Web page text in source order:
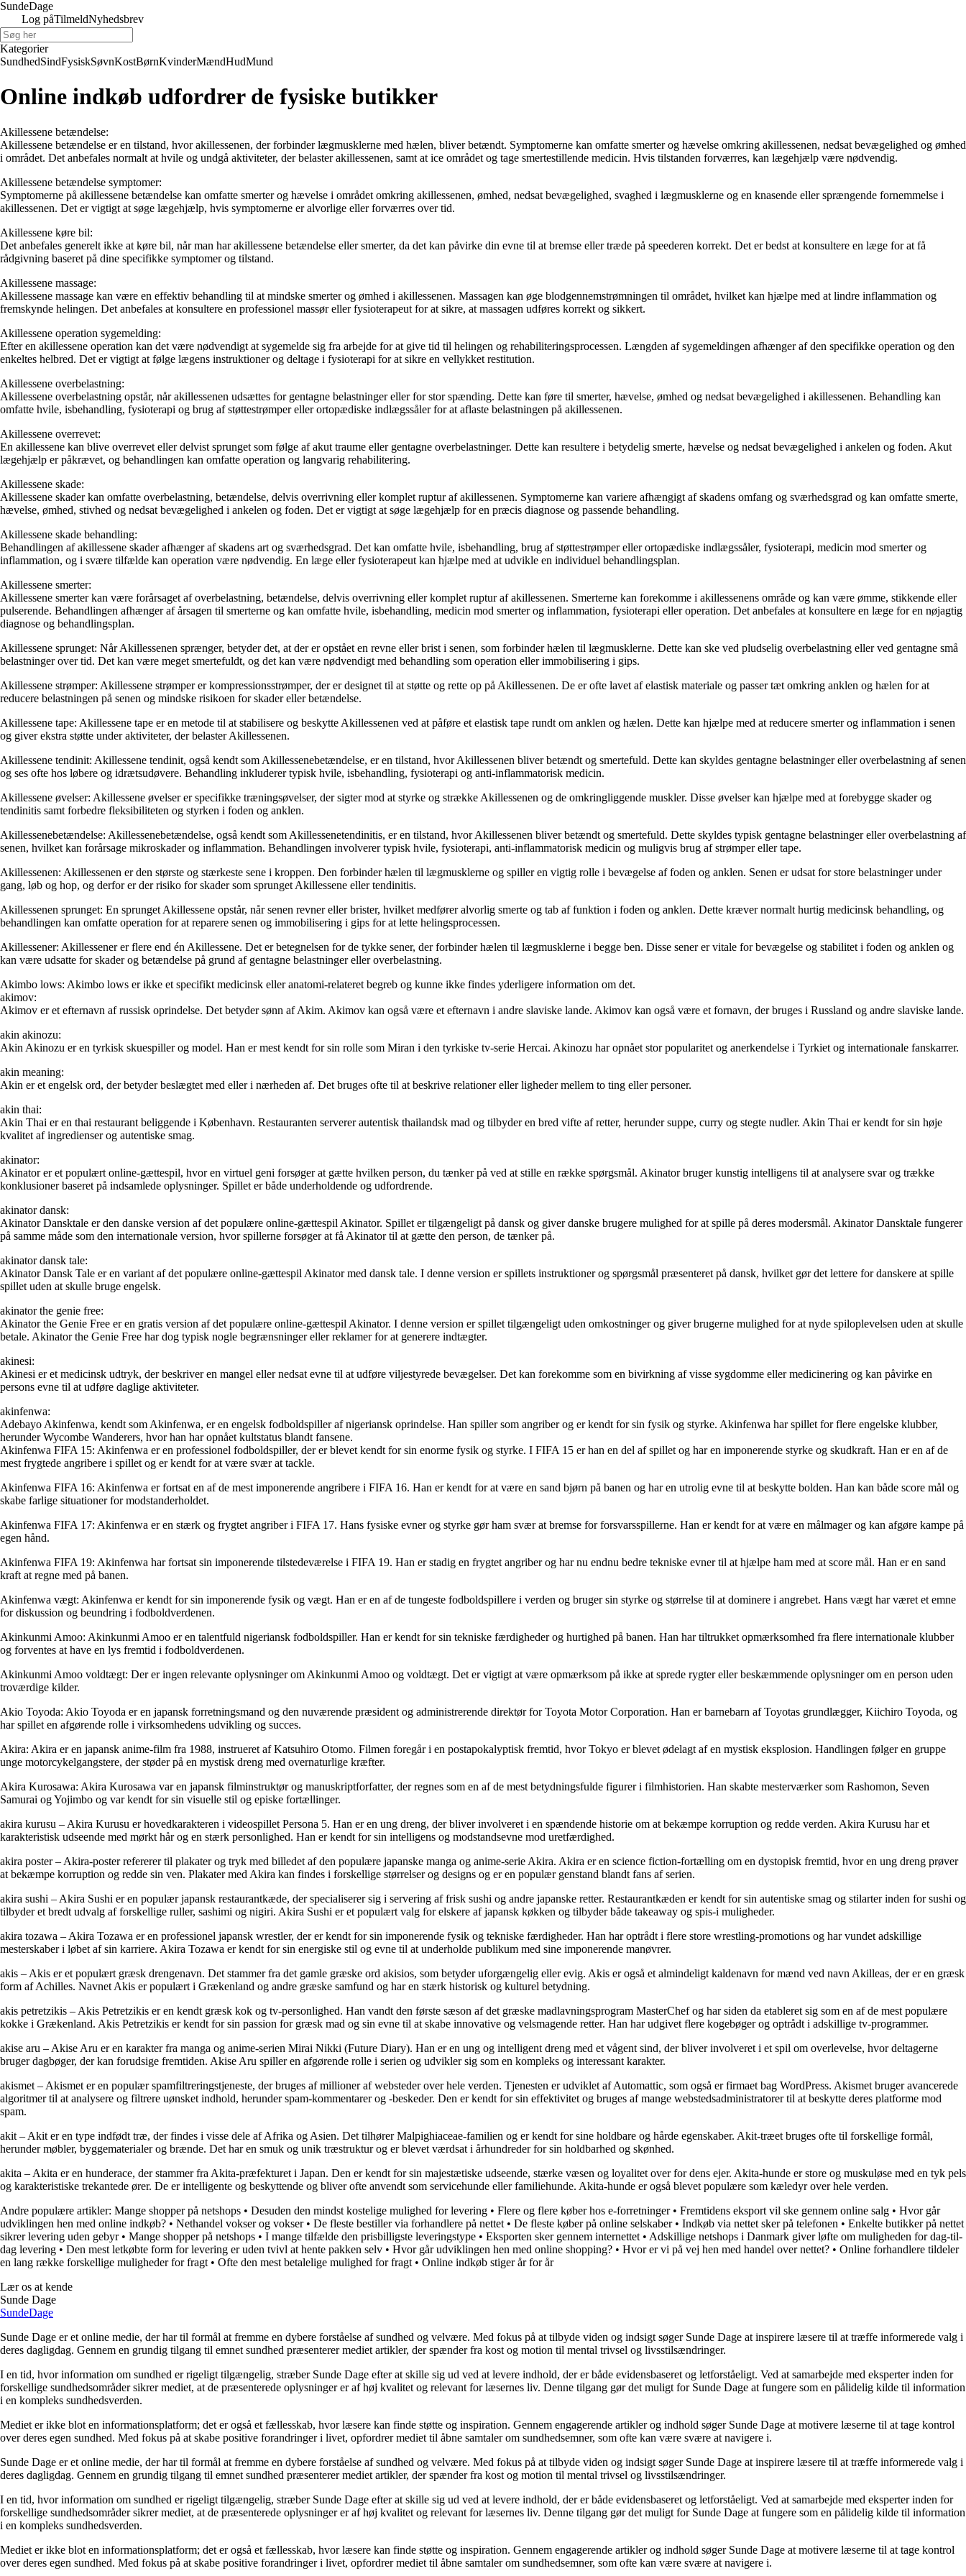
SundeDage
Log påTilmeldNyhedsbrev
Kategorier
SundhedSindFysiskSøvnKostBørnKvinderMændHudMund
Online indkøb udfordrer de fysiske butikker
Akillessene betændelse:
Akillessene betændelse er en tilstand, hvor akillessenen, der forbinder lægmusklerne med hælen, bliver betændt. Symptomerne kan omfatte smerter og hævelse omkring akillessenen, nedsat bevægelighed og ømhed
i området. Det anbefales normalt at hvile og undgå aktiviteter, der belaster akillessenen, samt at ice området og tage smertestillende medicin. Hvis tilstanden forværres, kan lægehjælp være nødvendig.
Akillessene betændelse symptomer:
Symptomerne på akillessene betændelse kan omfatte smerter og hævelse i området omkring akillessenen, ømhed, nedsat bevægelighed, svaghed i lægmusklerne og en knasende eller sprængende fornemmelse i
akillessenen. Det er vigtigt at søge lægehjælp, hvis symptomerne er alvorlige eller forværres over tid.
Akillessene køre bil:
Det anbefales generelt ikke at køre bil, når man har akillessene betændelse eller smerter, da det kan påvirke din evne til at bremse eller træde på speederen korrekt. Det er bedst at konsultere en læge for at få
rådgivning baseret på dine specifikke symptomer og tilstand.
Akillessene massage:
Akillessene massage kan være en effektiv behandling til at mindske smerter og ømhed i akillessenen. Massagen kan øge blodgennemstrømningen til området, hvilket kan hjælpe med at lindre inflammation og
fremskynde helingen. Det anbefales at konsultere en professionel massør eller fysioterapeut for at sikre, at massagen udføres korrekt og sikkert.
Akillessene operation sygemelding:
Efter en akillessene operation kan det være nødvendigt at sygemelde sig fra arbejde for at give tid til helingen og rehabiliteringsprocessen. Længden af sygemeldingen afhænger af den specifikke operation og den
enkeltes helbred. Det er vigtigt at følge lægens instruktioner og deltage i fysioterapi for at sikre en vellykket restitution.
Akillessene overbelastning:
Akillessene overbelastning opstår, når akillessenen udsættes for gentagne belastninger eller for stor spænding. Dette kan føre til smerter, hævelse, ømhed og nedsat bevægelighed i akillessenen. Behandling kan
omfatte hvile, isbehandling, fysioterapi og brug af støttestrømper eller ortopædiske indlægssåler for at aflaste belastningen på akillessenen.
Akillessene overrevet:
En akillessene kan blive overrevet eller delvist sprunget som følge af akut traume eller gentagne overbelastninger. Dette kan resultere i betydelig smerte, hævelse og nedsat bevægelighed i ankelen og foden. Akut
lægehjælp er påkrævet, og behandlingen kan omfatte operation og langvarig rehabilitering.
Akillessene skade:
Akillessene skader kan omfatte overbelastning, betændelse, delvis overrivning eller komplet ruptur af akillessenen. Symptomerne kan variere afhængigt af skadens omfang og sværhedsgrad og kan omfatte smerte,
hævelse, ømhed, stivhed og nedsat bevægelighed i ankelen og foden. Det er vigtigt at søge lægehjælp for en præcis diagnose og passende behandling.
Akillessene skade behandling:
Behandlingen af akillessene skader afhænger af skadens art og sværhedsgrad. Det kan omfatte hvile, isbehandling, brug af støttestrømper eller ortopædiske indlægssåler, fysioterapi, medicin mod smerter og
inflammation, og i svære tilfælde kan operation være nødvendig. En læge eller fysioterapeut kan hjælpe med at udvikle en individuel behandlingsplan.
Akillessene smerter:
Akillessene smerter kan være forårsaget af overbelastning, betændelse, delvis overrivning eller komplet ruptur af akillessenen. Smerterne kan forekomme i akillessenens område og kan være ømme, stikkende eller
pulserende. Behandlingen afhænger af årsagen til smerterne og kan omfatte hvile, isbehandling, medicin mod smerter og inflammation, fysioterapi eller operation. Det anbefales at konsultere en læge for en nøjagtig
diagnose og behandlingsplan.
Akillessene sprunget: Når Akillessenen sprænger, betyder det, at der er opstået en revne eller brist i senen, som forbinder hælen til lægmusklerne. Dette kan ske ved pludselig overbelastning eller ved gentagne små
belastninger over tid. Det kan være meget smertefuldt, og det kan være nødvendigt med behandling som operation eller immobilisering i gips.
Akillessene strømper: Akillessene strømper er kompressionsstrømper, der er designet til at støtte og rette op på Akillessenen. De er ofte lavet af elastisk materiale og passer tæt omkring anklen og hælen for at
reducere belastningen på senen og mindske risikoen for skader eller betændelse.
Akillessene tape: Akillessene tape er en metode til at stabilisere og beskytte Akillessenen ved at påføre et elastisk tape rundt om anklen og hælen. Dette kan hjælpe med at reducere smerter og inflammation i senen
og giver ekstra støtte under aktiviteter, der belaster Akillessenen.
Akillessene tendinit: Akillessene tendinit, også kendt som Akillessenebetændelse, er en tilstand, hvor Akillessenen bliver betændt og smertefuld. Dette kan skyldes gentagne belastninger eller overbelastning af senen
og ses ofte hos løbere og idrætsudøvere. Behandling inkluderer typisk hvile, isbehandling, fysioterapi og anti-inflammatorisk medicin.
Akillessene øvelser: Akillessene øvelser er specifikke træningsøvelser, der sigter mod at styrke og strække Akillessenen og de omkringliggende muskler. Disse øvelser kan hjælpe med at forebygge skader og
tendinitis samt forbedre fleksibiliteten og styrken i foden og anklen.
Akillessenebetændelse: Akillessenebetændelse, også kendt som Akillessenetendinitis, er en tilstand, hvor Akillessenen bliver betændt og smertefuld. Dette skyldes typisk gentagne belastninger eller overbelastning af
senen, hvilket kan forårsage mikroskader og inflammation. Behandlingen involverer typisk hvile, fysioterapi, anti-inflammatorisk medicin og muligvis brug af strømper eller tape.
Akillessenen: Akillessenen er den største og stærkeste sene i kroppen. Den forbinder hælen til lægmusklerne og spiller en vigtig rolle i bevægelse af foden og anklen. Senen er udsat for store belastninger under
gang, løb og hop, og derfor er der risiko for skader som sprunget Akillessene eller tendinitis.
Akillessenen sprunget: En sprunget Akillessene opstår, når senen revner eller brister, hvilket medfører alvorlig smerte og tab af funktion i foden og anklen. Dette kræver normalt hurtig medicinsk behandling, og
behandlingen kan omfatte operation for at reparere senen og immobilisering i gips for at lette helingsprocessen.
Akillessener: Akillessener er flere end én Akillessene. Det er betegnelsen for de tykke sener, der forbinder hælen til lægmusklerne i begge ben. Disse sener er vitale for bevægelse og stabilitet i foden og anklen og
kan være udsatte for skader og betændelse på grund af gentagne belastninger eller overbelastning.
Akimbo lows: Akimbo lows er ikke et specifikt medicinsk eller anatomi-relateret begreb og kunne ikke findes yderligere information om det.
akimov:
Akimov er et efternavn af russisk oprindelse. Det betyder sønn af Akim. Akimov kan også være et efternavn i andre slaviske lande. Akimov kan også være et fornavn, der bruges i Russland og andre slaviske lande.
akin akinozu:
Akin Akinozu er en tyrkisk skuespiller og model. Han er mest kendt for sin rolle som Miran i den tyrkiske tv-serie Hercai. Akinozu har opnået stor popularitet og anerkendelse i Tyrkiet og internationale fanskarrer.
akin meaning:
Akin er et engelsk ord, der betyder beslægtet med eller i nærheden af. Det bruges ofte til at beskrive relationer eller ligheder mellem to ting eller personer.
akin thai:
Akin Thai er en thai restaurant beliggende i København. Restauranten serverer autentisk thailandsk mad og tilbyder en bred vifte af retter, herunder suppe, curry og stegte nudler. Akin Thai er kendt for sin høje
kvalitet af ingredienser og autentiske smag.
akinator:
Akinator er et populært online-gættespil, hvor en virtuel geni forsøger at gætte hvilken person, du tænker på ved at stille en række spørgsmål. Akinator bruger kunstig intelligens til at analysere svar og trække
konklusioner baseret på indsamlede oplysninger. Spillet er både underholdende og udfordrende.
akinator dansk:
Akinator Dansktale er den danske version af det populære online-gættespil Akinator. Spillet er tilgængeligt på dansk og giver danske brugere mulighed for at spille på deres modersmål. Akinator Dansktale fungerer
på samme måde som den internationale version, hvor spillerne forsøger at få Akinator til at gætte den person, de tænker på.
akinator dansk tale:
Akinator Dansk Tale er en variant af det populære online-gættespil Akinator med dansk tale. I denne version er spillets instruktioner og spørgsmål præsenteret på dansk, hvilket gør det lettere for danskere at spille
spillet uden at skulle bruge engelsk.
akinator the genie free:
Akinator the Genie Free er en gratis version af det populære online-gættespil Akinator. I denne version er spillet tilgængeligt uden omkostninger og giver brugerne mulighed for at nyde spiloplevelsen uden at skulle
betale. Akinator the Genie Free har dog typisk nogle begrænsninger eller reklamer for at generere indtægter.
akinesi:
Akinesi er et medicinsk udtryk, der beskriver en mangel eller nedsat evne til at udføre viljestyrede bevægelser. Det kan forekomme som en bivirkning af visse sygdomme eller medicinering og kan påvirke en
persons evne til at udføre daglige aktiviteter.
akinfenwa:
Adebayo Akinfenwa, kendt som Akinfenwa, er en engelsk fodboldspiller af nigeriansk oprindelse. Han spiller som angriber og er kendt for sin fysik og styrke. Akinfenwa har spillet for flere engelske klubber,
herunder Wycombe Wanderers, hvor han har opnået kultstatus blandt fansene.
Akinfenwa FIFA 15: Akinfenwa er en professionel fodboldspiller, der er blevet kendt for sin enorme fysik og styrke. I FIFA 15 er han en del af spillet og har en imponerende styrke og skudkraft. Han er en af de
mest frygtede angribere i spillet og er kendt for at være svær at tackle.
Akinfenwa FIFA 16: Akinfenwa er fortsat en af de mest imponerende angribere i FIFA 16. Han er kendt for at være en sand bjørn på banen og har en utrolig evne til at beskytte bolden. Han kan både score mål og
skabe farlige situationer for modstanderholdet.
Akinfenwa FIFA 17: Akinfenwa er en stærk og frygtet angriber i FIFA 17. Hans fysiske evner og styrke gør ham svær at bremse for forsvarsspillerne. Han er kendt for at være en målmager og kan afgøre kampe på
egen hånd.
Akinfenwa FIFA 19: Akinfenwa har fortsat sin imponerende tilstedeværelse i FIFA 19. Han er stadig en frygtet angriber og har nu endnu bedre tekniske evner til at hjælpe ham med at score mål. Han er en sand
kraft at regne med på banen.
Akinfenwa vægt: Akinfenwa er kendt for sin imponerende fysik og vægt. Han er en af de tungeste fodboldspillere i verden og bruger sin styrke og størrelse til at dominere i angrebet. Hans vægt har været et emne
for diskussion og beundring i fodboldverdenen.
Akinkunmi Amoo: Akinkunmi Amoo er en talentfuld nigeriansk fodboldspiller. Han er kendt for sin tekniske færdigheder og hurtighed på banen. Han har tiltrukket opmærksomhed fra flere internationale klubber
og forventes at have en lys fremtid i fodboldverdenen.
Akinkunmi Amoo voldtægt: Der er ingen relevante oplysninger om Akinkunmi Amoo og voldtægt. Det er vigtigt at være opmærksom på ikke at sprede rygter eller beskæmmende oplysninger om en person uden
troværdige kilder.
Akio Toyoda: Akio Toyoda er en japansk forretningsmand og den nuværende præsident og administrerende direktør for Toyota Motor Corporation. Han er barnebarn af Toyotas grundlægger, Kiichiro Toyoda, og
har spillet en afgørende rolle i virksomhedens udvikling og succes.
Akira: Akira er en japansk anime-film fra 1988, instrueret af Katsuhiro Otomo. Filmen foregår i en postapokalyptisk fremtid, hvor Tokyo er blevet ødelagt af en mystisk eksplosion. Handlingen følger en gruppe
unge motorcykelgangstere, der støder på en mystisk dreng med overnaturlige kræfter.
Akira Kurosawa: Akira Kurosawa var en japansk filminstruktør og manuskriptforfatter, der regnes som en af de mest betydningsfulde figurer i filmhistorien. Han skabte mesterværker som Rashomon, Seven
Samurai og Yojimbo og var kendt for sin visuelle stil og episke fortællinger.
akira kurusu – Akira Kurusu er hovedkarakteren i videospillet Persona 5. Han er en ung dreng, der bliver involveret i en spændende historie om at bekæmpe korruption og redde verden. Akira Kurusu har et
karakteristisk udseende med mørkt hår og en stærk personlighed. Han er kendt for sin intelligens og modstandsevne mod uretfærdighed.
akira poster – Akira-poster refererer til plakater og tryk med billedet af den populære japanske manga og anime-serie Akira. Akira er en science fiction-fortælling om en dystopisk fremtid, hvor en ung dreng prøver
at bekæmpe korruption og redde sin ven. Plakater med Akira kan findes i forskellige størrelser og designs og er en populær genstand blandt fans af serien.
akira sushi – Akira Sushi er en populær japansk restaurantkæde, der specialiserer sig i servering af frisk sushi og andre japanske retter. Restaurantkæden er kendt for sin autentiske smag og stilarter inden for sushi og
tilbyder et bredt udvalg af forskellige ruller, sashimi og nigiri. Akira Sushi er et populært valg for elskere af japansk køkken og tilbyder både takeaway og spis-i muligheder.
akira tozawa – Akira Tozawa er en professionel japansk wrestler, der er kendt for sin imponerende fysik og tekniske færdigheder. Han har optrådt i flere store wrestling-promotions og har vundet adskillige
mesterskaber i løbet af sin karriere. Akira Tozawa er kendt for sin energiske stil og evne til at underholde publikum med sine imponerende manøvrer.
akis – Akis er et populært græsk drengenavn. Det stammer fra det gamle græske ord akisios, som betyder uforgængelig eller evig. Akis er også et almindeligt kaldenavn for mænd ved navn Akilleas, der er en græsk
form af Achilles. Navnet Akis er populært i Grækenland og andre græske samfund og har en stærk historisk og kulturel betydning.
akis petretzikis – Akis Petretzikis er en kendt græsk kok og tv-personlighed. Han vandt den første sæson af det græske madlavningsprogram MasterChef og har siden da etableret sig som en af de mest populære
kokke i Grækenland. Akis Petretzikis er kendt for sin passion for græsk mad og sin evne til at skabe innovative og velsmagende retter. Han har udgivet flere kogebøger og optrådt i adskillige tv-programmer.
akise aru – Akise Aru er en karakter fra manga og anime-serien Mirai Nikki (Future Diary). Han er en ung og intelligent dreng med et vågent sind, der bliver involveret i et spil om overlevelse, hvor deltagerne
bruger dagbøger, der kan forudsige fremtiden. Akise Aru spiller en afgørende rolle i serien og udvikler sig som en kompleks og interessant karakter.
akismet – Akismet er en populær spamfiltreringstjeneste, der bruges af millioner af websteder over hele verden. Tjenesten er udviklet af Automattic, som også er firmaet bag WordPress. Akismet bruger avancerede
algoritmer til at analysere og filtrere uønsket indhold, herunder spam-kommentarer og -beskeder. Den er kendt for sin effektivitet og bruges af mange webstedsadministratorer til at beskytte deres platforme mod
spam.
akit – Akit er en type indfødt træ, der findes i visse dele af Afrika og Asien. Det tilhører Malpighiaceae-familien og er kendt for sine holdbare og hårde egenskaber. Akit-træet bruges ofte til forskellige formål,
herunder møbler, byggematerialer og brænde. Det har en smuk og unik træstruktur og er blevet værdsat i århundreder for sin holdbarhed og skønhed.
akita – Akita er en hunderace, der stammer fra Akita-præfekturet i Japan. Den er kendt for sin majestætiske udseende, stærke væsen og loyalitet over for dens ejer. Akita-hunde er store og muskuløse med en tyk pels
og karakteristiske trekantede ører. De er intelligente og beskyttende og bliver ofte anvendt som servicehunde eller familiehunde. Akita-hunde er også blevet populære som kæledyr over hele verden.
Andre populære artikler: Mange shopper på netshops • Desuden den mindst kostelige mulighed for levering • Flere og flere køber hos e-forretninger• Fremtidens eksport vil ske gennem online salg • Hvor går
udviklingen hen med online indkøb? • Nethandel vokser og vokser• De fleste bestiller via forhandlere på nettet • De fleste køber på online selskaber• Indkøb via nettet sker på telefonen • Enkelte butikker på nettet
sikrer levering uden gebyr• Mange shopper på netshops • I mange tilfælde den prisbilligste leveringstype • Eksporten sker gennem internettet • Adskillige netshops i Danmark giver løfte om muligheden for dag-til-
dag levering • Den mest letkøbte form for levering er uden tvivl at hente pakken selv • Hvor går udviklingen hen med online shopping? • Hvor er vi på vej hen med handel over nettet? • Online forhandlere tildeler
en lang række forskellige muligheder for fragt • Ofte den mest betalelige mulighed for fragt • Online indkøb stiger år for år
Lær os at kende
Sunde Dage
SundeDage
Sunde Dage er et online medie, der har til formål at fremme en dybere forståelse af sundhed og velvære. Med fokus på at tilbyde viden og indsigt søger Sunde Dage at inspirere læsere til at træffe informerede valg i
deres dagligdag. Gennem en grundig tilgang til emnet sundhed præsenterer mediet artikler, der spænder fra kost og motion til mental trivsel og livsstilsændringer.
I en tid, hvor information om sundhed er rigeligt tilgængelig, stræber Sunde Dage efter at skille sig ud ved at levere indhold, der er både evidensbaseret og letforståeligt. Ved at samarbejde med eksperter inden for
forskellige sundhedsområder sikrer mediet, at de præsenterede oplysninger er af høj kvalitet og relevant for læsernes liv. Denne tilgang gør det muligt for Sunde Dage at fungere som en pålidelig kilde til information
i en kompleks sundhedsverden.
Mediet er ikke blot en informationsplatform; det er også et fællesskab, hvor læsere kan finde støtte og inspiration. Gennem engagerende artikler og indhold søger Sunde Dage at motivere læserne til at tage kontrol
over deres egen sundhed. Med fokus på at skabe positive forandringer i livet, opfordrer mediet til åbne samtaler om sundhedsemner, som ofte kan være svære at navigere i.
Sunde Dage er et online medie, der har til formål at fremme en dybere forståelse af sundhed og velvære. Med fokus på at tilbyde viden og indsigt søger Sunde Dage at inspirere læsere til at træffe informerede valg i
deres dagligdag. Gennem en grundig tilgang til emnet sundhed præsenterer mediet artikler, der spænder fra kost og motion til mental trivsel og livsstilsændringer.
I en tid, hvor information om sundhed er rigeligt tilgængelig, stræber Sunde Dage efter at skille sig ud ved at levere indhold, der er både evidensbaseret og letforståeligt. Ved at samarbejde med eksperter inden for
forskellige sundhedsområder sikrer mediet, at de præsenterede oplysninger er af høj kvalitet og relevant for læsernes liv. Denne tilgang gør det muligt for Sunde Dage at fungere som en pålidelig kilde til information
i en kompleks sundhedsverden.
Mediet er ikke blot en informationsplatform; det er også et fællesskab, hvor læsere kan finde støtte og inspiration. Gennem engagerende artikler og indhold søger Sunde Dage at motivere læserne til at tage kontrol
over deres egen sundhed. Med fokus på at skabe positive forandringer i livet, opfordrer mediet til åbne samtaler om sundhedsemner, som ofte kan være svære at navigere i.